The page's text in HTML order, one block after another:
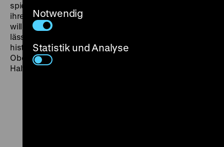
spielt sie eine junge Frau, der es nicht gelingt, sich von
ihrem brutalen Freund zu lösen und die sich fast
willenlos in die neonbeleuchtete Großstadtnacht fallen
lässt. Aus Hous eleganter Bildsprache ist jegliche
historische Tiefe verschwunden, die spiegelglatten
Oberflächen des modernen Taipeh bieten keinerlei
Halt. (lf)
Notwendig
Statistik und Analyse